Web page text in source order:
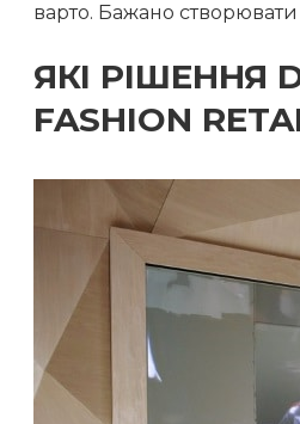
варто. Бажано
ЯКІ РІШЕННЯ
FASHION